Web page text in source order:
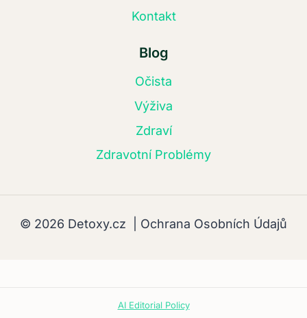
Kontakt
Blog
Očista
Výživa
Zdraví
Zdravotní Problémy
© 2026 Detoxy.cz | Ochrana Osobních Údajů
AI Editorial Policy